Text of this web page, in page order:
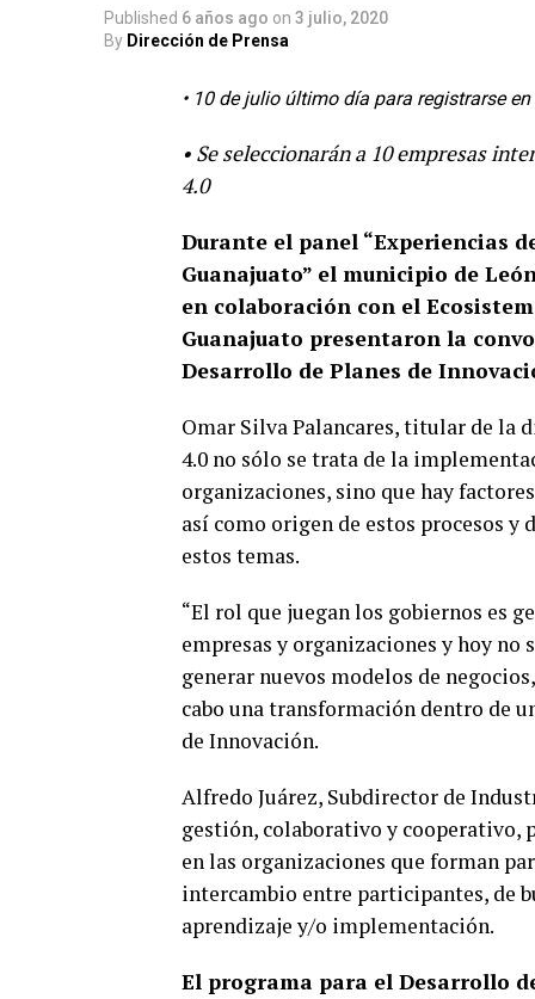
Published 6 años ago on 3 julio, 2020
By Dirección de Prensa
• 10 de julio último día para registrarse
• Se seleccionarán a 10 empresas
4.0
Durante el panel “Experiencias
Guanajuato” el municipio de
en colaboración con el
Guanajuato presentaron la
Desarrollo de Planes de
Omar Silva Palancares, titular de la
4.0 no sólo se trata de la
organizaciones, sino que hay
así como origen de estos procesos y
estos temas.
“El rol que juegan los gobiernos es
empresas y organizaciones y hoy
generar nuevos modelos de
cabo una transformación dentro de
de Innovación.
Alfredo Juárez, Subdirector de
gestión, colaborativo y cooperativo,
en las organizaciones que forman
intercambio entre participantes, de
aprendizaje y/o implementación.
El programa para el Desarrollo